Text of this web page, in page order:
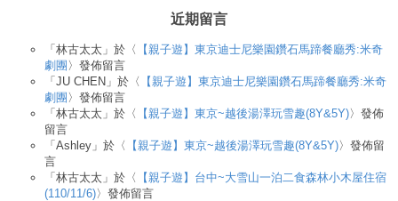
近期留言
「 林古太太 」於〈
【親子遊】東京迪士尼樂園鑽石馬蹄餐廳秀:米奇
劇團 〉發佈留言
「 JU CHEN 」於〈
【親子遊】東京迪士尼樂園鑽石馬蹄餐廳秀:米奇
劇團 〉發佈留言
「 林古太太 」於〈 【親子遊】東京~越後湯澤玩雪趣(8Y&5Y)〉發佈
留言
「 Ashley 」於〈 【親子遊】東京~越後湯澤玩雪趣(8Y&5Y)〉發佈留
言
「 林古太太 」於〈
【親子遊】台中~大雪山一泊二食森林小木屋住宿
(110/11/6)〉發佈留言